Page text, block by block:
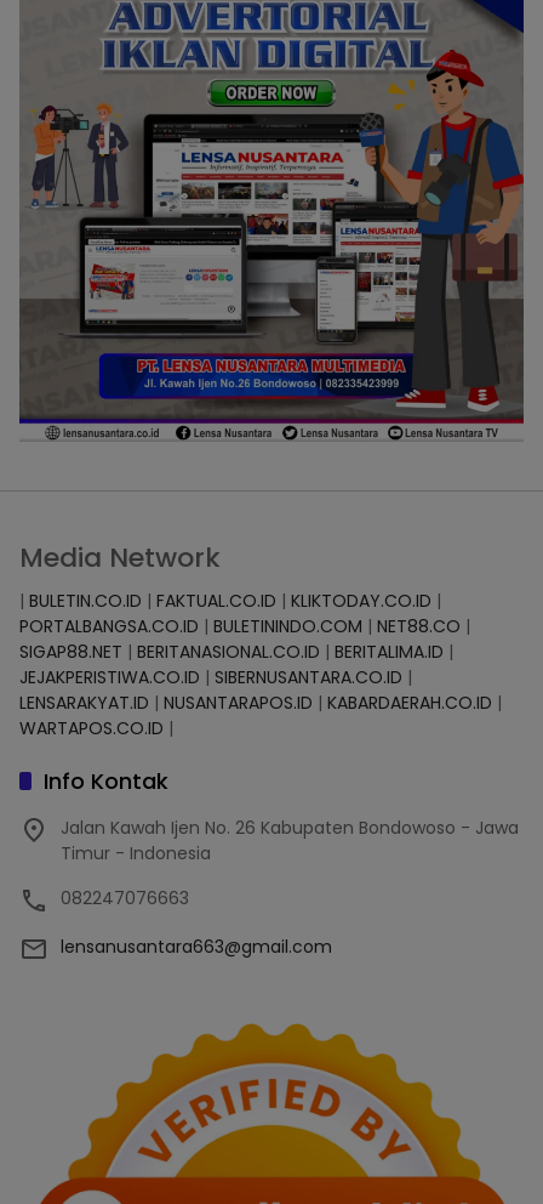
Media Network
| BULETIN.CO.ID | FAKTUAL.CO.ID | KLIKTODAY.CO.ID |
PORTALBANGSA.CO.ID | BULETININDO.COM | NET88.CO |
SIGAP88.NET | BERITANASIONAL.CO.ID | BERITALIMA.ID |
JEJAKPERISTIWA.CO.ID | SIBERNUSANTARA.CO.ID |
LENSARAKYAT.ID | NUSANTARAPOS.ID | KABARDAERAH.CO.ID |
WARTAPOS.CO.ID |
Info Kontak
Jalan Kawah Ijen No. 26 Kabupaten Bondowoso - Jawa
Timur - Indonesia
082247076663
lensanusantara663@gmail.com